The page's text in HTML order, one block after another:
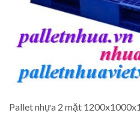
Pallet nhựa 2 mặt